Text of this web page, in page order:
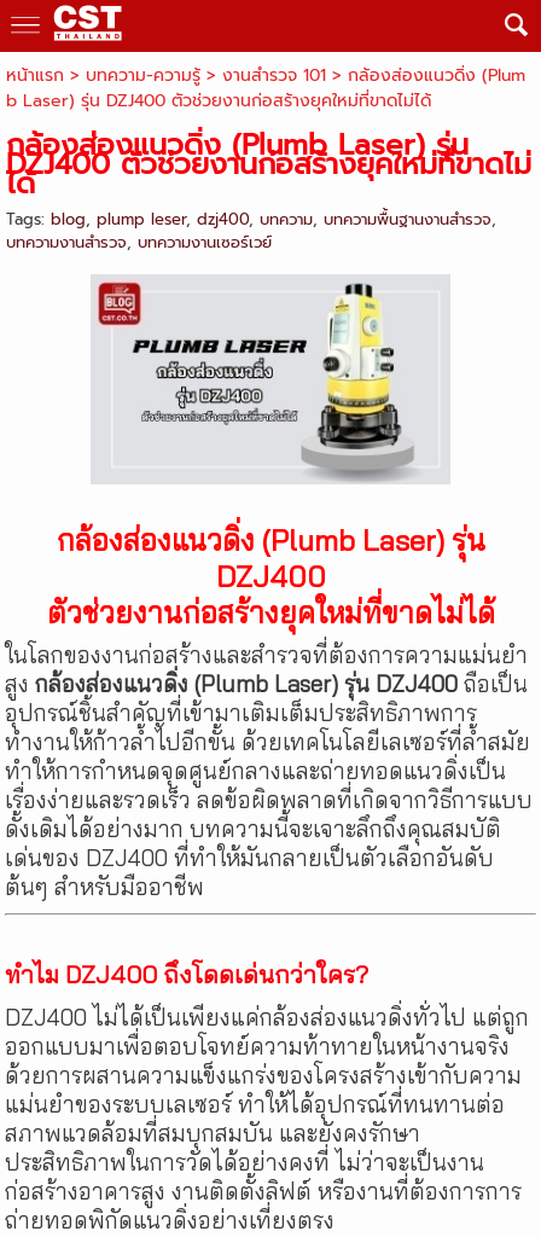
หน้าแรก > บทความ-ความรู้ > งานสำรวจ 101> กล้องส่องแนวดิ่ง (Plum
b Laser) รุ่น DZJ400 ตัวช่วยงานก่อสร้างยุคใหม่ที่ขาดไม่ได้
กล้องส่องแนวดิ่ง (Plumb Laser) รุ่น
DZJ400 ตัวช่วยงานก่อสร้างยุคใหม่ที่ขาดไม่
ได้
Tags: blog, plump leser, dzj400, บทความ, บทความพื้นฐานงานสำรวจ,
บทความงานสำรวจ, บทความงานเซอร์เวย์
กล้องส่องแนวดิ่ง (Plumb Laser) รุ่น
DZJ400
ตัวช่วยงานก่อสร้างยุคใหม่ที่ขาดไม่ได้
ในโลกของงานก่อสร้างและสำรวจที่ต้องการความแม่นยำ
สูงกล้องส่องแนวดิ่ง (Plumb Laser) รุ่น DZJ400 ถือเป็น
อุปกรณ์ชิ้นสำคัญที่เข้ามาเติมเต็มประสิทธิภาพการ
ทำงานให้ก้าวล้ำไปอีกขั้น ด้วยเทคโนโลยีเลเซอร์ที่ล้ำสมัย
ทำให้การกำหนดจุดศูนย์กลางและถ่ายทอดแนวดิ่งเป็น
เรื่องง่ายและรวดเร็ว ลดข้อผิดพลาดที่เกิดจากวิธีการแบบ
ดั้งเดิมได้อย่างมาก บทความนี้จะเจาะลึกถึงคุณสมบัติ
เด่นของ DZJ400 ที่ทำให้มันกลายเป็นตัวเลือกอันดับ
ต้นๆ สำหรับมืออาชีพ
ทำไม DZJ400 ถึงโดดเด่นกว่าใคร?
DZJ400 ไม่ได้เป็นเพียงแค่กล้องส่องแนวดิ่งทั่วไป แต่ถูก
ออกแบบมาเพื่อตอบโจทย์ความท้าทายในหน้างานจริง
ด้วยการผสานความแข็งแกร่งของโครงสร้างเข้ากับความ
แม่นยำของระบบเลเซอร์ ทำให้ได้อุปกรณ์ที่ทนทานต่อ
สภาพแวดล้อมที่สมบุกสมบัน และยังคงรักษา
ประสิทธิภาพในการวัดได้อย่างคงที่ ไม่ว่าจะเป็นงาน
ก่อสร้างอาคารสูง งานติดตั้งลิฟต์ หรืองานที่ต้องการการ
ถ่ายทอดพิกัดแนวดิ่งอย่างเที่ยงตรง